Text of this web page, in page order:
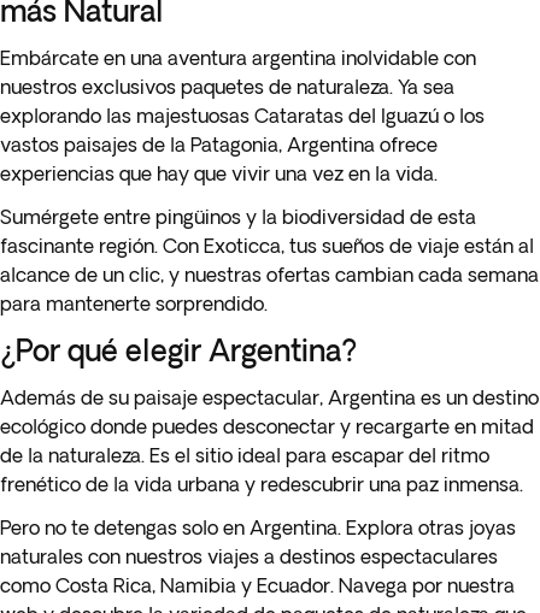
más Natural
Embárcate en una aventura argentina inolvidable con
nuestros exclusivos paquetes de naturaleza. Ya sea
explorando las majestuosas Cataratas del Iguazú o los
vastos paisajes de la Patagonia, Argentina ofrece
experiencias que hay que vivir una vez en la vida.
Sumérgete entre pingüinos y la biodiversidad de esta
fascinante región. Con Exoticca, tus sueños de viaje están al
alcance de un clic, y nuestras ofertas cambian cada semana
para mantenerte sorprendido.
¿Por qué elegir Argentina?
Además de su paisaje espectacular, Argentina es un destino
ecológico donde puedes desconectar y recargarte en mitad
de la naturaleza. Es el sitio ideal para escapar del ritmo
frenético de la vida urbana y redescubrir una paz inmensa.
Pero no te detengas solo en Argentina. Explora otras joyas
naturales con nuestros viajes a destinos espectaculares
como Costa Rica, Namibia y Ecuador. Navega por nuestra